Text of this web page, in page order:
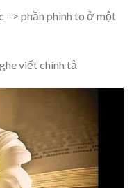
=> phần phình to ở một
viết chính tả